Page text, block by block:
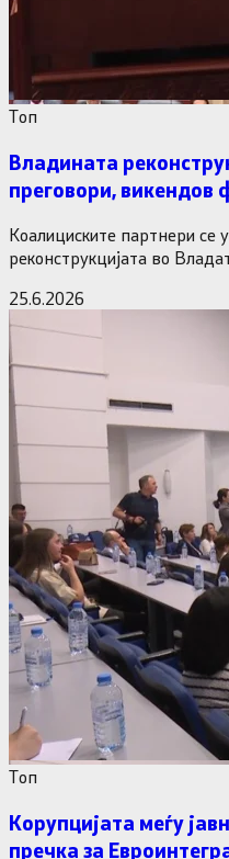
Tоп
Владината
преговори, викендов
Коалициските партнери се
реконструкцијата во
25.6.2026
Tоп
Корупцијата меѓу
пречка за